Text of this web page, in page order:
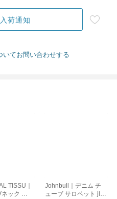
荷通知
いてお問い合わせする
TISSU｜
ック タ
Johnbull｜デニム チ
ューブ サロペット jl2